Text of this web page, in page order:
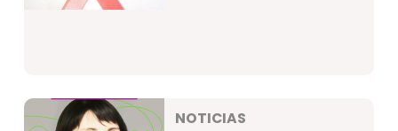
NOTICIAS